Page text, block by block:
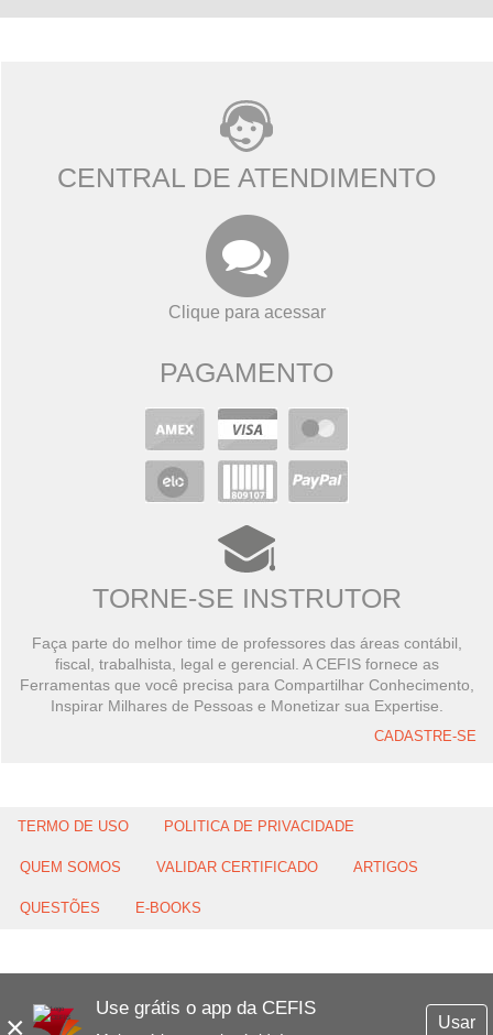
Use grátis o app da CEFIS
Usar
CENTRAL DE ATENDIMENTO
Clique para acessar
PAGAMENTO
TORNE-SE INSTRUTOR
Faça parte do melhor time de professores das áreas contábil,
fiscal, trabalhista, legal e gerencial. A CEFIS fornece as
Ferramentas que você precisa para Compartilhar Conhecimento,
Inspirar Milhares de Pessoas e Monetizar sua Expertise.
CADASTRE-SE
TERMO DE USO POLITICA DE PRIVACIDADE
QUEM SOMOS VALIDAR CERTIFICADO ARTIGOS
QUESTÕES E-BOOKS